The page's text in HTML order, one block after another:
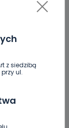
z siedzibą
ul.
trawę w…